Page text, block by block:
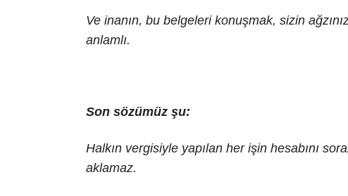
Ve inanın, bu belgeleri konuşmak, sizin
anlamlı.
Son sözümüz şu:
Halkın vergisiyle yapılan her işin hesabını
aklamaz.